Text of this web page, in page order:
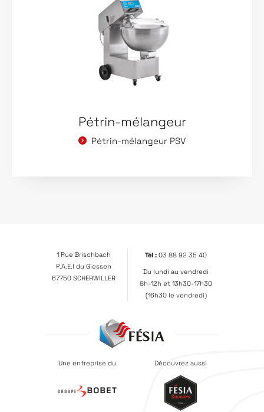
Pétrin-mélangeur
Pétrin-mélangeur PSV
1 Rue Brischbach
P.A.E.I du Giessen
67750 SCHERWILLER
Tél : 03 88 92 35 40
Du lundi au vendredi
8h-12h et 13h30-17h30
(16h30 le vendredi)
Une entreprise du Découvrez aussi